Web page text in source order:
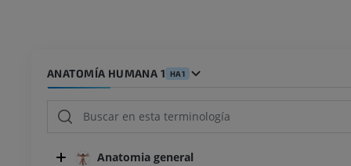
ANATOMÍA HUMANA 1 HA1
Anatomia general